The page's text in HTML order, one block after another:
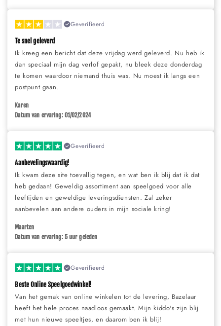
Geverifieerd
Te snel geleverd
Ik kreeg een bericht dat deze vrijdag werd geleverd. Nu heb ik
dan speciaal mijn dag verlof gepakt, nu bleek deze donderdag
te komen waardoor niemand thuis was. Nu moest ik langs een
postpunt gaan.
Karen
Datum van ervaring: 01/02/2024
Geverifieerd
Aanbevelingswaardig!
Ik kwam deze site toevallig tegen, en wat ben ik blij dat ik dat
heb gedaan! Geweldig assortiment aan speelgoed voor alle
leeftijden en geweldige leveringsdiensten. Zal zeker
aanbevelen aan andere ouders in mijn sociale kring!
Maarten
Datum van ervaring: 5 uur geleden
Geverifieerd
Beste Online Speelgoedwinkel!
Van het gemak van online winkelen tot de levering, Bazelaar
heeft het hele proces naadloos gemaakt. Mijn kiddo's zijn blij
met hun nieuwe speeltjes, en daarom ben ik blij!